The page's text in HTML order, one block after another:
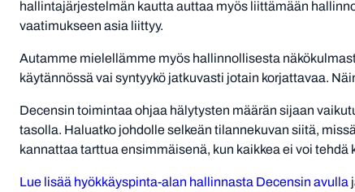
hallintajärjestelmän kautta auttaa myös liittämään
vaatimukseen asia liittyy.
Autamme mielellämme myös hallinnollisesta
käytännössä vai syntyykö jatkuvasti jotain korjattavaa.
Decensin toimintaa ohjaa hälytysten määrän sijaan
tasolla. Haluatko johdolle selkeän tilannekuvan siitä,
kannattaa tarttua ensimmäisenä, kun kaikkea ei voi tehdä
Lue lisää hyökkäyspinta-alan hallinnasta Decensin avulla